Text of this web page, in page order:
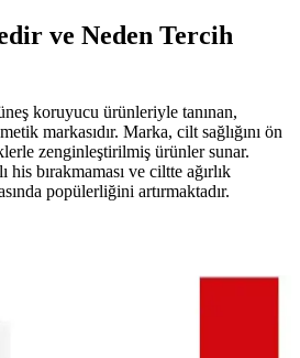
ve Neden Tercih
koruyucu ürünleriyle tanınan,
markasıdır. Marka, cilt sağlığını ön
zenginleştirilmiş ürünler sunar.
his bırakmaması ve ciltte ağırlık
popülerliğini artırmaktadır.
Aknesi Tedavisi: Etkiler,